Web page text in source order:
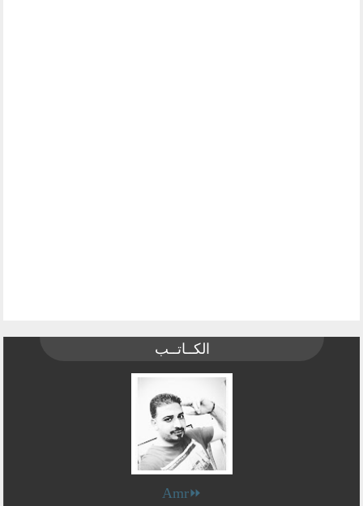
الكــاتــب
⏩Amr